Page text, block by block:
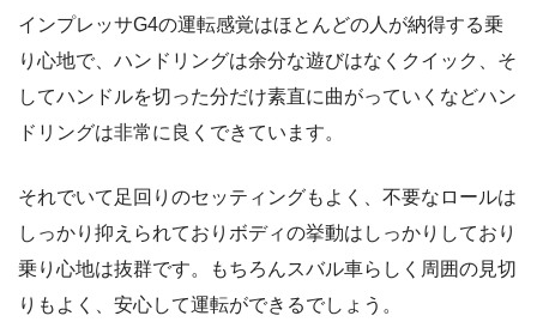
インプレッサG4の運転感覚はほとんどの人が納得する乗
り心地で、ハンドリングは余分な遊びはなくクイック、そ
してハンドルを切った分だけ素直に曲がっていくなどハン
ドリングは非常に良くできています。
それでいて足回りのセッティングもよく、不要なロールは
しっかり抑えられておりボディの挙動はしっかりしており
乗り心地は抜群です。もちろんスバル車らしく周囲の見切
りもよく、安心して運転ができるでしょう。